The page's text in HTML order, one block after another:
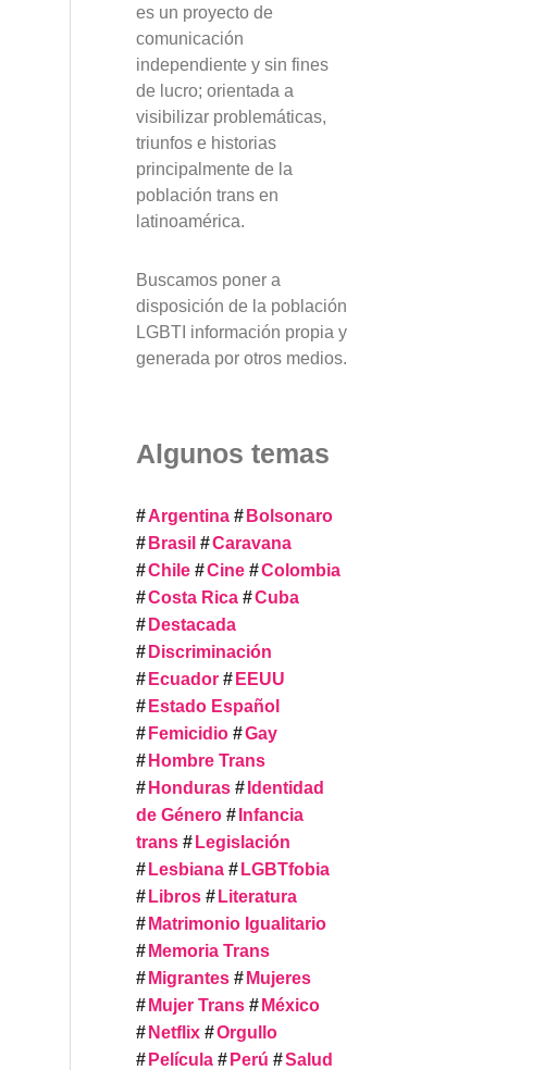
es un proyecto de
comunicación
independiente y sin fines
de lucro; orientada a
visibilizar problemáticas,
triunfos e historias
principalmente de la
población trans en
latinoamérica.
Buscamos poner a
disposición de la población
LGBTI información propia y
generada por otros medios.
Algunos temas
Argentina
Bolsonaro
Brasil
Caravana
Chile
Cine
Colombia
Costa Rica
Cuba
Destacada
Discriminación
Ecuador
EEUU
Estado Español
Femicidio
Gay
Hombre Trans
Honduras
Identidad
de Género
Infancia
trans
Legislación
Lesbiana
LGBTfobia
Libros
Literatura
Matrimonio Igualitario
Memoria Trans
Migrantes
Mujeres
Mujer Trans
México
Netflix
Orgullo
Película
Perú
Salud